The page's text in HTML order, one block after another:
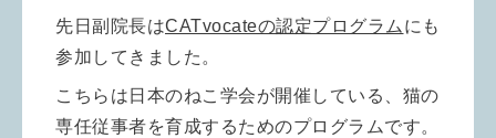
先日副院長はCATvocateの認定プログラム にも
参加してきました。
こちらは日本のねこ学会が開催している、猫の
専任従事者を育成するためのプログラムです。